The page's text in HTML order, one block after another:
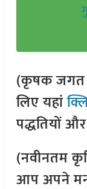
(कृषक जगत
लिए यहां
पद्धतियों
(नवीनतम
आप अपने